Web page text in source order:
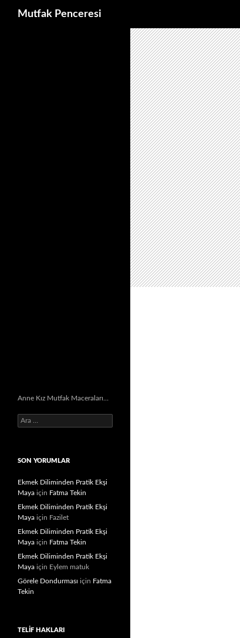
Mutfak Penceresi
Anne Kız Mutfak Maceraları…
Arama:
SON YORUMLAR
Ekmek Diliminden Pratik Ekşi
Maya için Fatma Tekin
Ekmek Diliminden Pratik Ekşi
Maya için Fazilet
Ekmek Diliminden Pratik Ekşi
Maya için Fatma Tekin
Ekmek Diliminden Pratik Ekşi
Maya için Eylem matuk
Görele Dondurması için Fatma
Tekin
TELIF HAKLARI